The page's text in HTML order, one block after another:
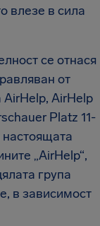
влезе в сила
се отнася
от
AirHelp, AirHelp
Platz 11-
„AirHelp“,
група
в зависимост